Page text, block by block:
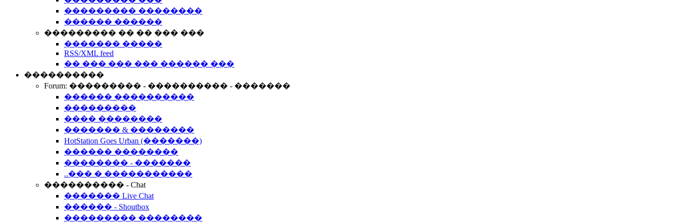
��������� ��������
������ ������
��������� �� �� ��� ���
������� �����
RSS/XML feed
�� ��� ��� ��� ������ ���
����������
Forum: ��������� - ���������� - �������
������ ����������
���������
���� ��������
������� & ��������
HotStation Goes Urban (�������)
������ ��������
�������� - �������
..��� � �����������
���������� - Chat
������� Live Chat
������ - Shoutbox
��������� ��������